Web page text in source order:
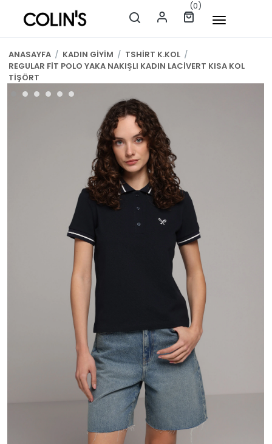
(0)
ANASAYFA / KADIN GİYİM / TSHİRT K.KOL /
REGULAR FİT POLO YAKA NAKIŞLI KADIN LACİVERT KISA KOL
TİŞÖRT